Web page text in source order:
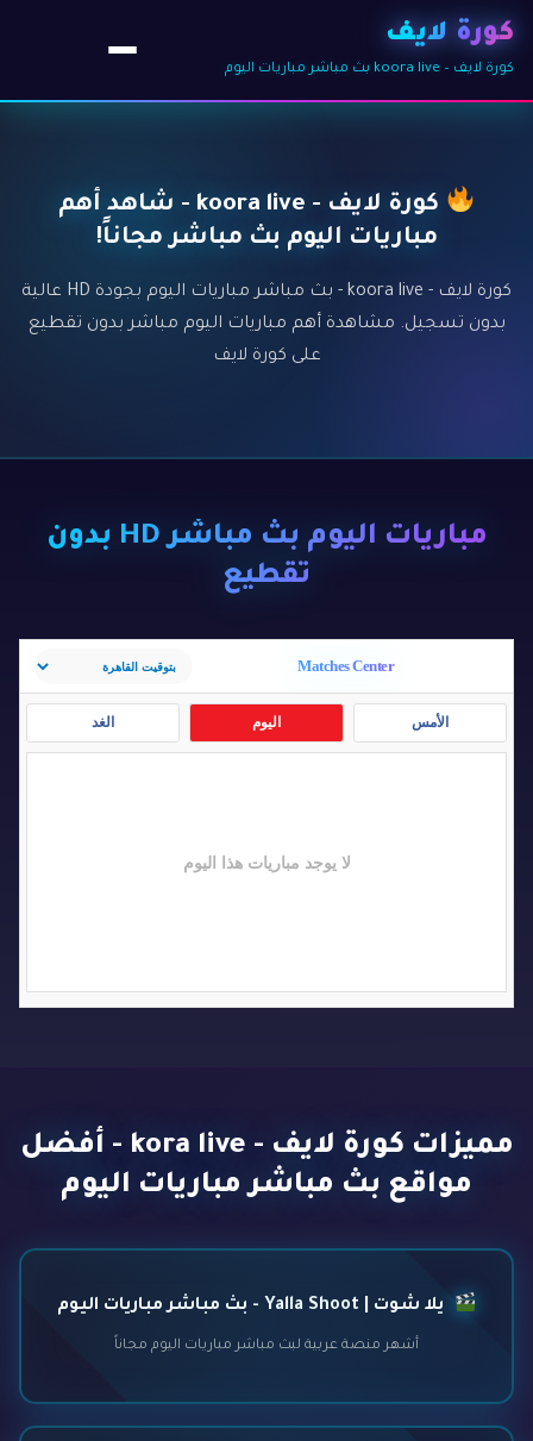
كورة لايف
كورة لايف – koora live بث مباشر مباريات اليوم
كورة لايف - koora live - شاهد أهم
مباريات اليوم بث مباشر مجاناً!
كورة لايف - koora live - بث مباشر مباريات اليوم بجودة HD عالية
بدون تسجيل. مشاهدة أهم مباريات اليوم مباشر بدون تقطيع
على كورة لايف
مباريات اليوم بث مباشر HD بدون
تقطيع
Matches Center
الأمس اليوم الغد
لا يوجد مباريات هذا اليوم
مميزات كورة لايف - kora live - أفضل
مواقع بث مباشر مباريات اليوم
يلا شوت | Yalla Shoot - بث مباشر مباريات اليوم
أشهر منصة عربية لبث مباشر مباريات اليوم مجاناً